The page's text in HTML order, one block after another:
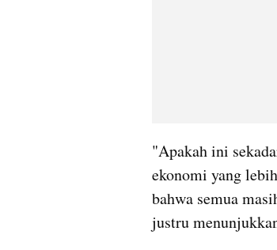
"Apakah ini
ekonomi yang
bahwa semua
justru